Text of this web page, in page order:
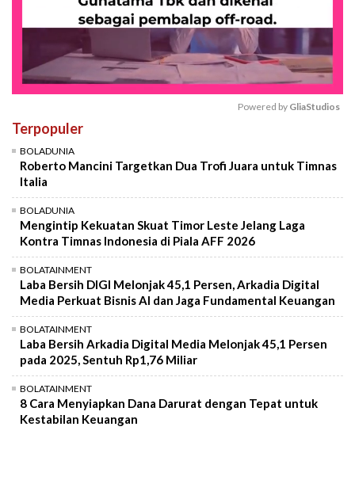
Powered by GliaStudios
Terpopuler
BOLADUNIA
Roberto Mancini Targetkan Dua Trofi Juara untuk Timnas
Italia
BOLADUNIA
Mengintip Kekuatan Skuat Timor Leste Jelang Laga
Kontra Timnas Indonesia di Piala AFF 2026
BOLATAINMENT
Laba Bersih DIGI Melonjak 45,1 Persen, Arkadia Digital
Media Perkuat Bisnis AI dan Jaga Fundamental Keuangan
BOLATAINMENT
Laba Bersih Arkadia Digital Media Melonjak 45,1 Persen
pada 2025, Sentuh Rp1,76 Miliar
BOLATAINMENT
8 Cara Menyiapkan Dana Darurat dengan Tepat untuk
Kestabilan Keuangan